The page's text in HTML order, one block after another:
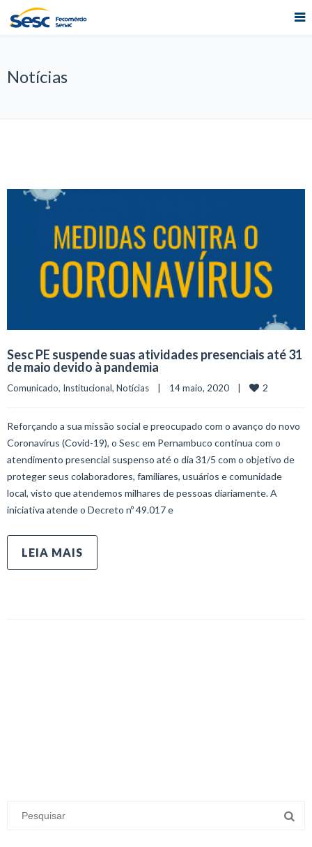
Notícias
Sesc PE suspende suas atividades presenciais até 31
de maio devido à pandemia
Comunicado, Institucional, Notícias
    |    14 maio, 2020    |
2
Reforçando a sua missão social e preocupado com o avanço do novo
Coronavírus (Covid-19), o Sesc em Pernambuco continua com o
atendimento presencial suspenso até o dia 31/5 com o objetivo de
proteger seus colaboradores, familiares, usuários e comunidade
local, visto que atendemos milhares de pessoas diariamente. A
iniciativa atende o Decreto nº 49.017 e
LEIA MAIS